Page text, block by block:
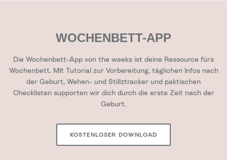
WOCHENBETT-APP
Die Wochenbett-App von the weeks ist deine Ressource fürs
Wochenbett. MIt Tutorial zur Vorbereitung, täglichen Infos nach
der Geburt, Wehen- und Stillztracker und paktischen
Checklisten supporten wir dich durch die erste Zeit nach der
Geburt.
KOSTENLOSER DOWNLOAD